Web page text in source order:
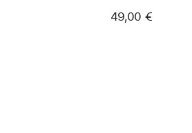
49,00 €